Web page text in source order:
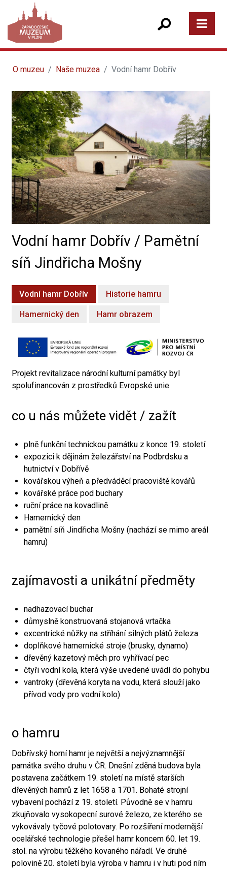
O muzeu Naše muzea Vodní hamr Dobřív
Vodní hamr Dobřív / Pamětní
síň Jindřicha Mošny
Vodní hamr Dobřív Historie hamru
Hamernický den Hamr obrazem
Projekt revitalizace národní kulturní památky byl
spolufinancován z prostředků Evropské unie.
co u nás můžete vidět / zažít
plně funkční technickou památku z konce 19. století
expozici k dějinám železářství na Podbrdsku a
hutnictví v Dobřívě
kovářskou výheň a předváděcí pracoviště kovářů
kovářské práce pod buchary
ruční práce na kovadlině
Hamernický den
pamětní síň Jindřicha Mošny (nachází se mimo areál
hamru)
zajímavosti a unikátní předměty
nadhazovací buchar
důmyslně konstruovaná stojanová vrtačka
excentrické nůžky na stříhání silných plátů železa
doplňkové hamernické stroje (brusky, dynamo)
dřevěný kazetový měch pro vyhřívací pec
čtyři vodní kola, která výše uvedené uvádí do pohybu
vantroky (dřevěná koryta na vodu, která slouží jako
přívod vody pro vodní kolo)
o hamru
Dobřívský horní hamr je největší a nejvýznamnější
památka svého druhu v ČR. Dnešní zděná budova byla
postavena začátkem 19. století na místě starších
dřevěných hamrů z let 1658 a 1701. Bohaté strojní
vybavení pochází z 19. století. Původně se v hamru
zkujňovalo vysokopecní surové železo, ze kterého se
vykovávaly tyčové polotovary. Po rozšíření modernější
ocelářské technologie přešel hamr koncem 60. let 19.
stol. na výrobu těžkého kovaného nářadí. Ve druhé
polovině 20. století byla výroba v hamru i v huti pod ním